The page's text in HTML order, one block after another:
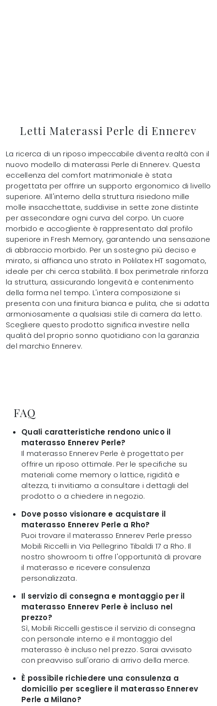
Letti Materassi Perle di Ennerev
La ricerca di un riposo impeccabile diventa realtà con il
nuovo modello di materassi Perle di Ennerev. Questa
eccellenza del comfort matrimoniale è stata
progettata per offrire un supporto ergonomico di livello
superiore. All'interno della struttura risiedono mille
molle insacchettate, suddivise in sette zone distinte
per assecondare ogni curva del corpo. Un cuore
morbido e accogliente è rappresentato dal profilo
superiore in Fresh Memory, garantendo una sensazione
di abbraccio morbido. Per un sostegno più deciso e
mirato, si affianca uno strato in Polilatex HT sagomato,
ideale per chi cerca stabilità. Il box perimetrale rinforza
la struttura, assicurando longevità e contenimento
della forma nel tempo. L'intera composizione si
presenta con una finitura bianca e pulita, che si adatta
armoniosamente a qualsiasi stile di camera da letto.
Scegliere questo prodotto significa investire nella
qualità del proprio sonno quotidiano con la garanzia
del marchio Ennerev.
FAQ
Quali caratteristiche rendono unico il
materasso Ennerev Perle?
Il materasso Ennerev Perle è progettato per
offrire un riposo ottimale. Per le specifiche su
materiali come memory o lattice, rigidità e
altezza, ti invitiamo a consultare i dettagli del
prodotto o a chiedere in negozio.
Dove posso visionare e acquistare il
materasso Ennerev Perle a Rho?
Puoi trovare il materasso Ennerev Perle presso
Mobili Riccelli in Via Pellegrino Tibaldi 17 a Rho. Il
nostro showroom ti offre l'opportunità di provare
il materasso e ricevere consulenza
personalizzata.
Il servizio di consegna e montaggio per il
materasso Ennerev Perle è incluso nel
prezzo?
Sì, Mobili Riccelli gestisce il servizio di consegna
con personale interno e il montaggio del
materasso è incluso nel prezzo. Sarai avvisato
con preavviso sull'orario di arrivo della merce.
È possibile richiedere una consulenza a
domicilio per scegliere il materasso Ennerev
Perle a Milano?